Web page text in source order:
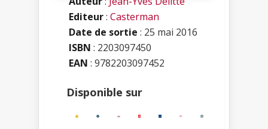
Editeur: Casterman
Date de sortie : 25 mai 2016
ISBN : 2203097450
EAN : 9782203097452
Disponible sur